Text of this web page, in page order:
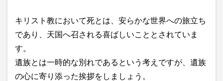
キリスト教において死とは、安らかな世界への旅立ち
であり、天国へ召される喜ばしいこととされていま
す。
遺族とは一時的な別れであるという考えですが、遺族
の心に寄り添った挨拶をしましょう。